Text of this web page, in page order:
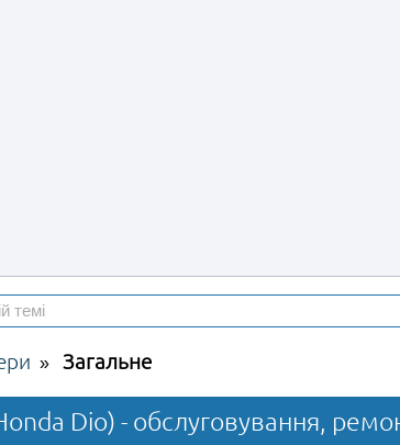
» Загальне
Dio) - обслуговування,